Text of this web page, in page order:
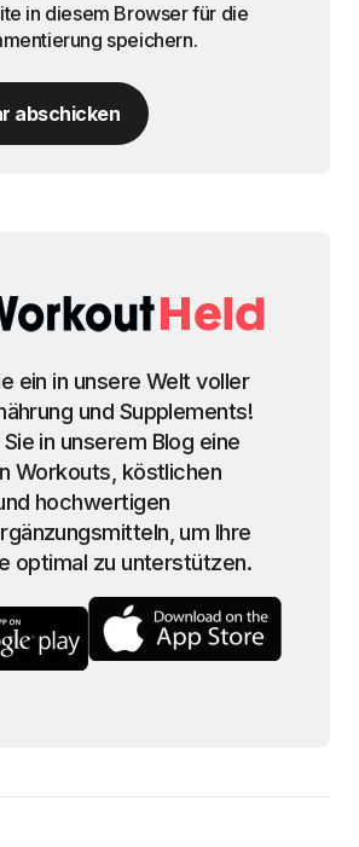
in diesem Browser für die
speichern.
abschicken
ein in unsere Welt voller
und Supplements!
in unserem Blog eine
Workouts, köstlichen
hochwertigen
um Ihre
optimal zu unterstützen.